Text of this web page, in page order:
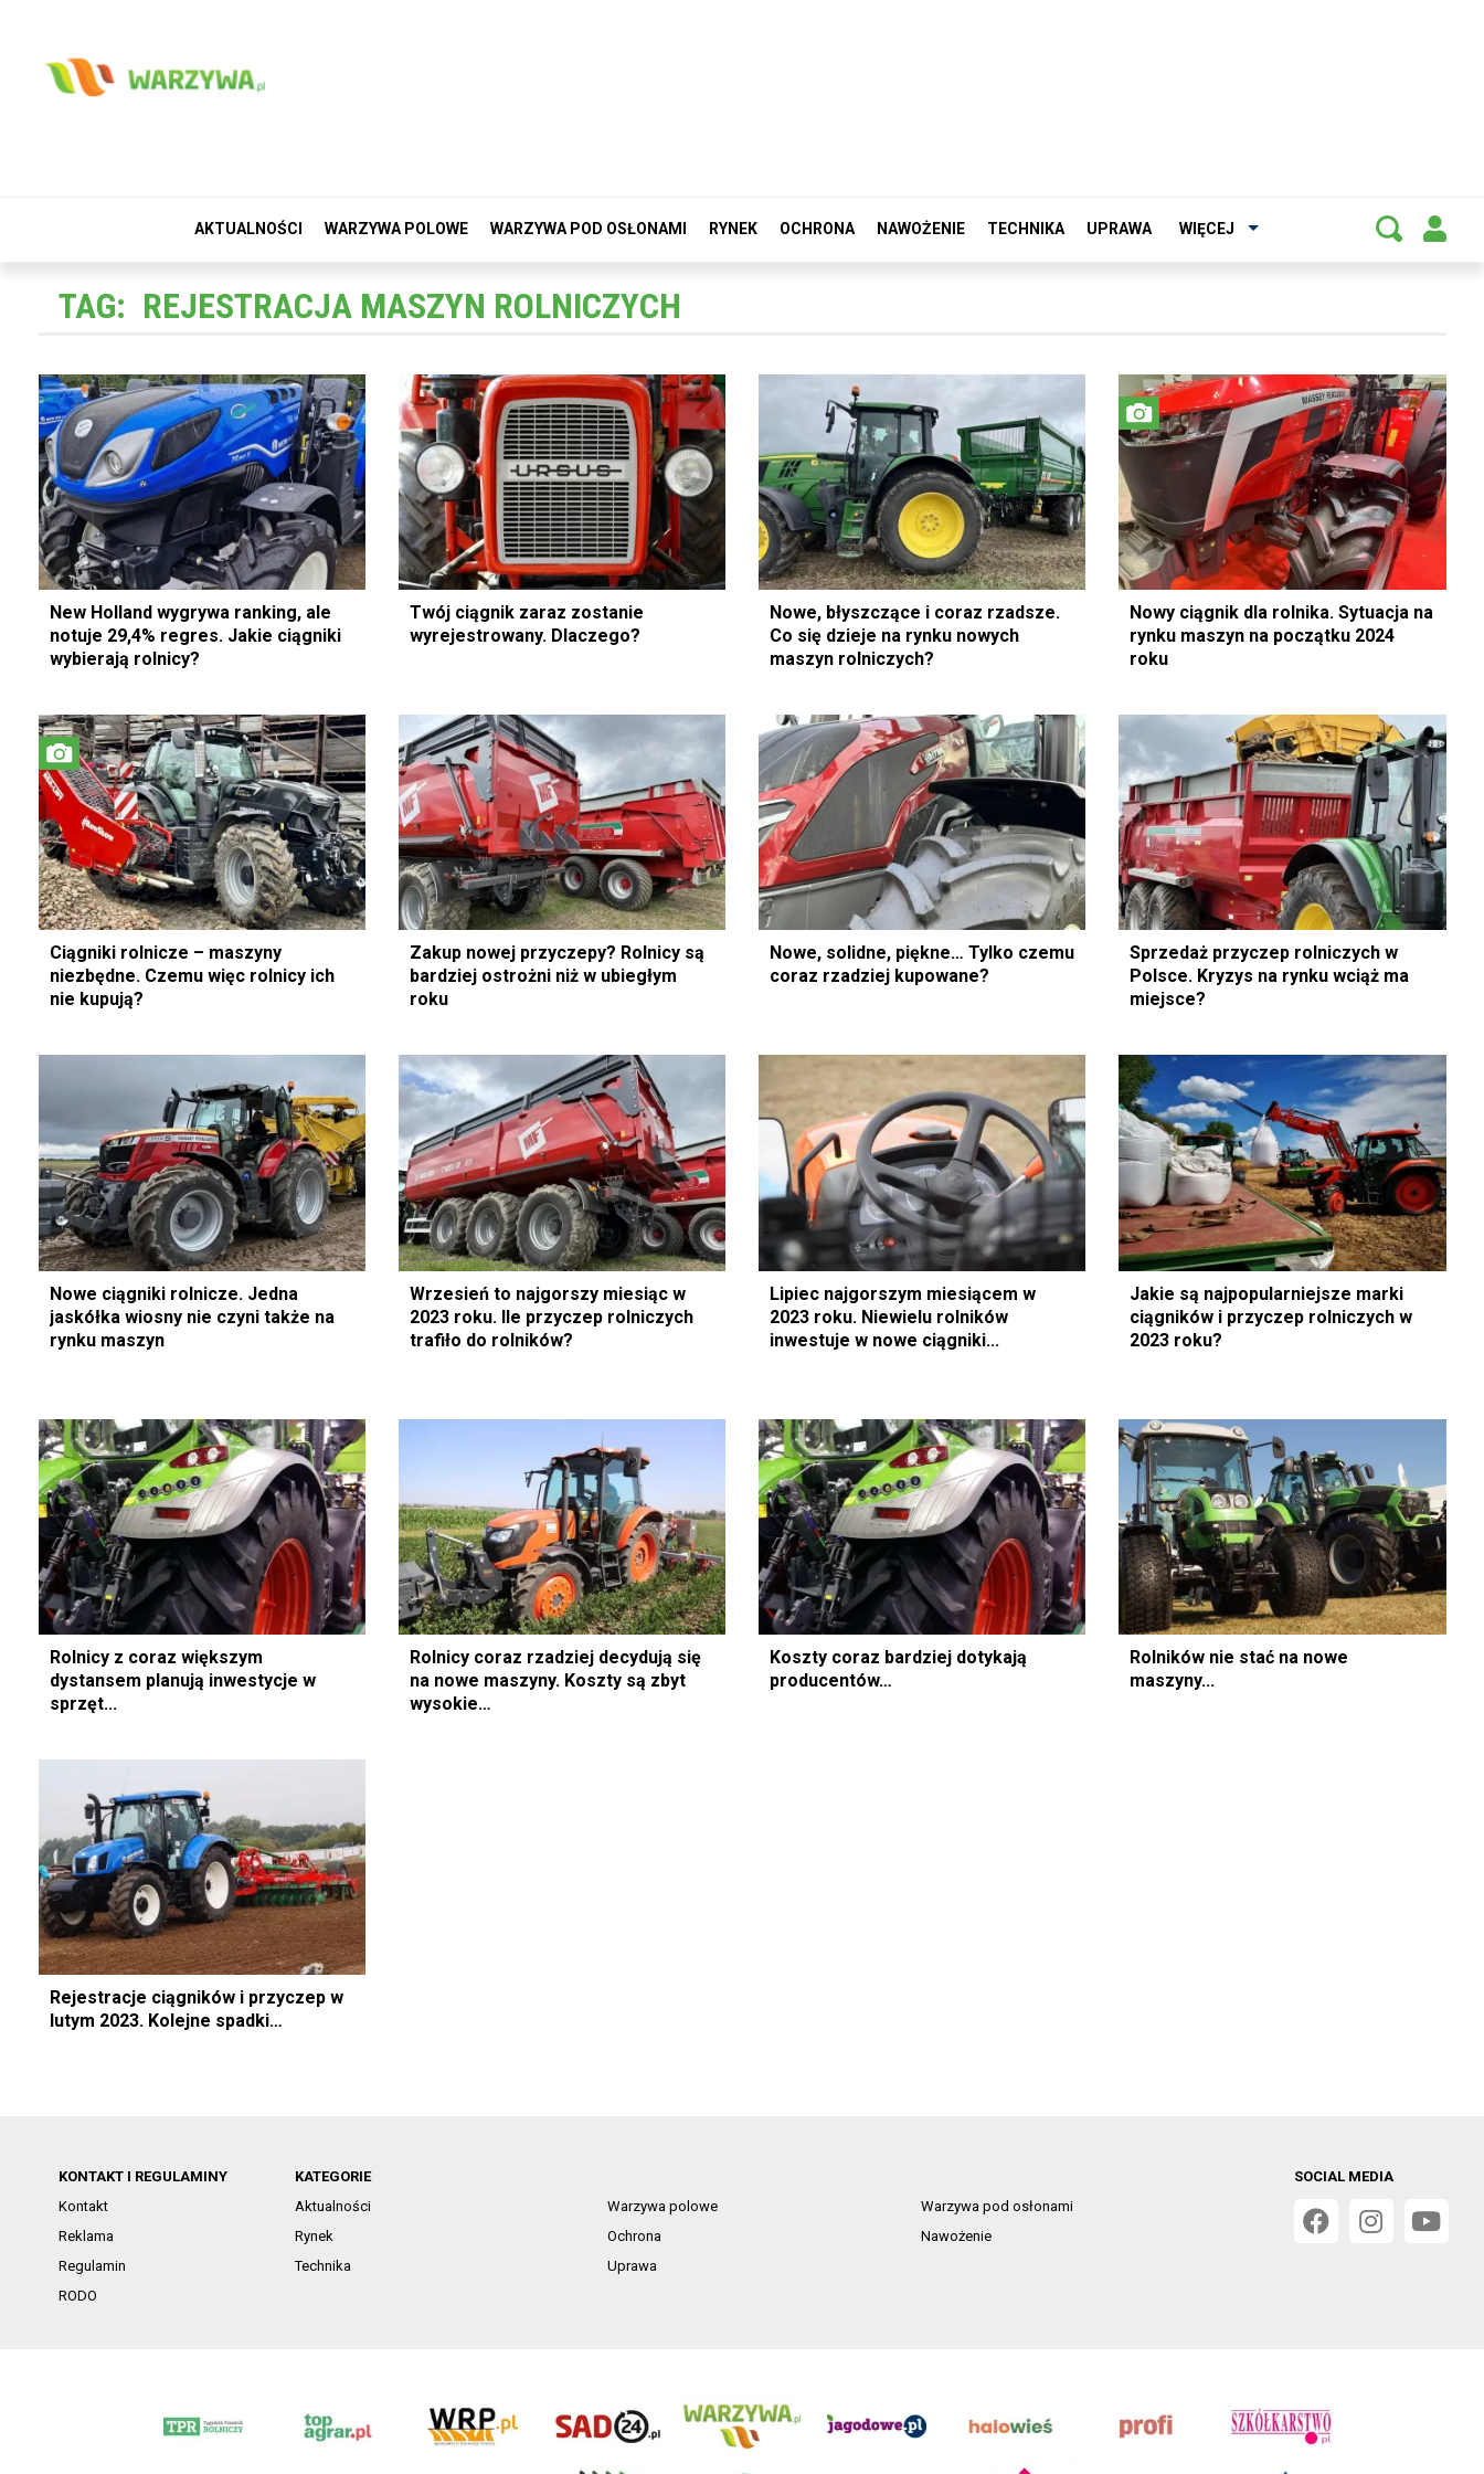
AKTUALNOŚCI WARZYWA POLOWE WARZYWA POD OSŁONAMI RYNEK OCHRONA NAWOŻENIE TECHNIKA UPRAWA WIĘCEJ
TAG: REJESTRACJA MASZYN ROLNICZYCH
New Holland wygrywa ranking, ale
notuje 29,4% regres. Jakie ciągniki
wybierają rolnicy?
Twój ciągnik zaraz zostanie
wyrejestrowany. Dlaczego?
Nowe, błyszczące i coraz rzadsze.
Co się dzieje na rynku nowych
maszyn rolniczych?
Nowy ciągnik dla rolnika. Sytuacja na
rynku maszyn na początku 2024
roku
Ciągniki rolnicze – maszyny
niezbędne. Czemu więc rolnicy ich
nie kupują?
Zakup nowej przyczepy? Rolnicy są
bardziej ostrożni niż w ubiegłym
roku
Nowe, solidne, piękne… Tylko czemu
coraz rzadziej kupowane?
Sprzedaż przyczep rolniczych w
Polsce. Kryzys na rynku wciąż ma
miejsce?
Nowe ciągniki rolnicze. Jedna
jaskółka wiosny nie czyni także na
rynku maszyn
Wrzesień to najgorszy miesiąc w
2023 roku. Ile przyczep rolniczych
trafiło do rolników?
Lipiec najgorszym miesiącem w
2023 roku. Niewielu rolników
inwestuje w nowe ciągniki...
Jakie są najpopularniejsze marki
ciągników i przyczep rolniczych w
2023 roku?
Rolnicy z coraz większym
dystansem planują inwestycje w
sprzęt...
Rolnicy coraz rzadziej decydują się
na nowe maszyny. Koszty są zbyt
wysokie…
Koszty coraz bardziej dotykają
producentów…
Rolników nie stać na nowe
maszyny...
Rejestracje ciągników i przyczep w
lutym 2023. Kolejne spadki…
KONTAKT I REGULAMINY
Kontakt
Reklama
Regulamin
RODO
KATEGORIE
Aktualności
Warzywa polowe
Warzywa pod osłonami
Rynek
Ochrona
Nawożenie
Technika
Uprawa
SOCIAL MEDIA